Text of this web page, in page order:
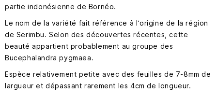
partie indonésienne de Bornéo.
Le nom de la variété fait référence à l‘origine de la région
de Serimbu. Selon des découvertes récentes, cette
beauté appartient probablement au groupe des
Bucephalandra pygmaea.
Espèce relativement petite avec des feuilles de 7-8mm de
largueur et dépassant rarement les 4cm de longueur.